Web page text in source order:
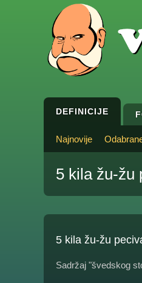
DEFINICIJE
Najnovije
5 kila žu-žu
5 kila žu-žu
Sadržaj "švedskog